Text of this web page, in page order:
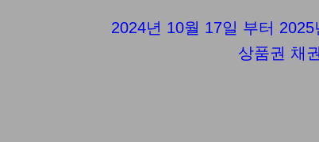
2024년 10월 17일 부터
상품권 채